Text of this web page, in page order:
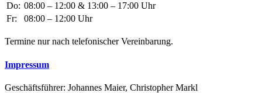
Do: 08:00 – 12:00 & 13:00 – 17:00 Uhr
Fr:
08:00 – 12:00 Uhr
Termine nur nach telefonischer Vereinbarung.
Impressum
Geschäftsführer: Johannes Maier, Christopher Markl